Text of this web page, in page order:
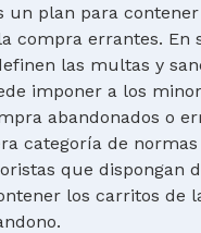
un plan para
compra errantes. En
las multas y
imponer a los
abandonados o
categoría de normas
que dispongan
los carritos de